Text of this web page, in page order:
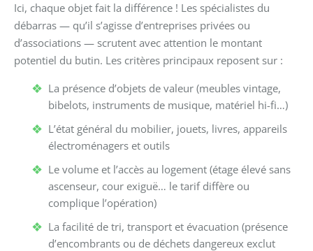
Ici, chaque objet fait la différence ! Les spécialistes du
débarras — qu’il s’agisse d’entreprises privées ou
d’associations — scrutent avec attention le montant
potentiel du butin. Les critères principaux reposent sur :
La présence d’objets de valeur (meubles vintage,
bibelots, instruments de musique, matériel hi-fi…)
L’état général du mobilier, jouets, livres, appareils
électroménagers et outils
Le volume et l’accès au logement (étage élevé sans
ascenseur, cour exiguë… le tarif diffère ou
complique l’opération)
La facilité de tri, transport et évacuation (présence
d’encombrants ou de déchets dangereux exclut